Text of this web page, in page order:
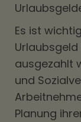
Es ist
ausgezahlt
und
Planung